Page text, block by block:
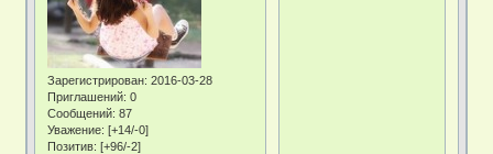
Зарегистрирован: 2016-03-28
Приглашений: 0
Сообщений: 87
Уважение: [+14/-0]
Позитив: [+96/-2]